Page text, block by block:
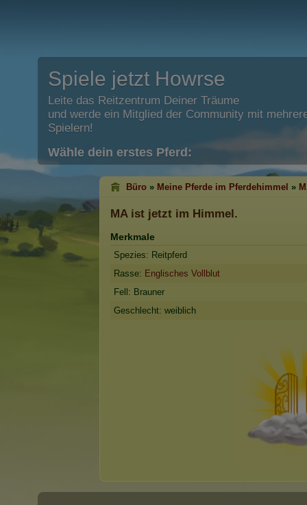
Spiele jetzt Howrse
Leite das Reitzentrum Deiner Träume
und werde ein Mitglied der Community mit
Spielern!
Wähle dein erstes Pferd:
Büro » Meine Pferde im Pferdehimmel »
MAist jetzt im Himmel.
Merkmale
Spezies: Reitpferd
Rasse: Englisches Vollblut
Fell: Brauner
Geschlecht: weiblich